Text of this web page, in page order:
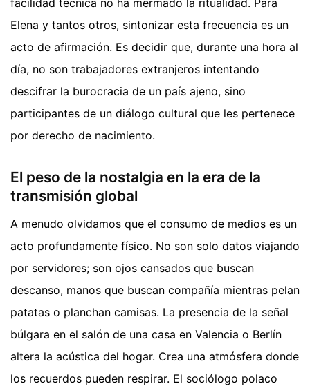
facilidad técnica no ha mermado la ritualidad. Para
Elena y tantos otros, sintonizar esta frecuencia es un
acto de afirmación. Es decidir que, durante una hora al
día, no son trabajadores extranjeros intentando
descifrar la burocracia de un país ajeno, sino
participantes de un diálogo cultural que les pertenece
por derecho de nacimiento.
El peso de la nostalgia en la era de la
transmisión global
A menudo olvidamos que el consumo de medios es un
acto profundamente físico. No son solo datos viajando
por servidores; son ojos cansados que buscan
descanso, manos que buscan compañía mientras pelan
patatas o planchan camisas. La presencia de la señal
búlgara en el salón de una casa en Valencia o Berlín
altera la acústica del hogar. Crea una atmósfera donde
los recuerdos pueden respirar. El sociólogo polaco